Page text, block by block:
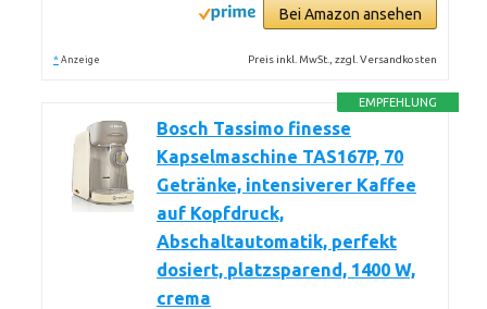
Bei Amazon ansehen
* Anzeige Preis inkl. MwSt., zzgl. Versandkosten
EMPFEHLUNG
Bosch Tassimo finesse
Kapselmaschine TAS167P, 70
Getränke, intensiverer Kaffee
auf Kopfdruck,
Abschaltautomatik, perfekt
dosiert, platzsparend, 1400 W,
crema